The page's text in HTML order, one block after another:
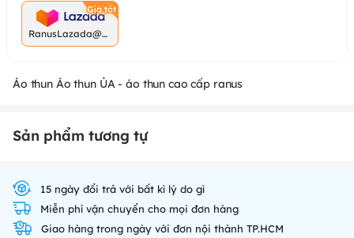
RanusLazada@g
mail.com
Áo thun Áo thun ỦA - áo thun cao cấp ranus
Sản phẩm tương tự
15 ngày đổi trả với bất kì lý do gì
Miễn phí vận chuyển cho mọi đơn hàng
Giao hàng trong ngày với đơn nội thành TP.HCM